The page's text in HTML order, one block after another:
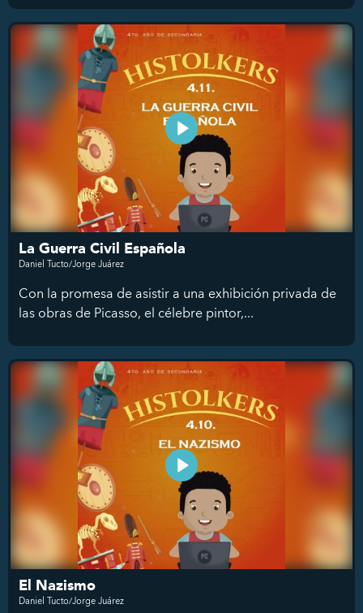
La Guerra Civil Española
Daniel Tucto/Jorge Juárez
Con la promesa de asistir a una exhibición privada de
las obras de Picasso, el célebre pintor,...
El Nazismo
Daniel Tucto/Jorge Juárez